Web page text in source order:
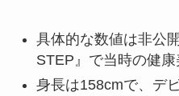
具体的な数値は非公
STEP』で当時の健康
身長は158cmで、デ